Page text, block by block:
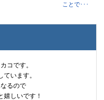
ことで･･･
コです。
います。
るので
嬉しいです！